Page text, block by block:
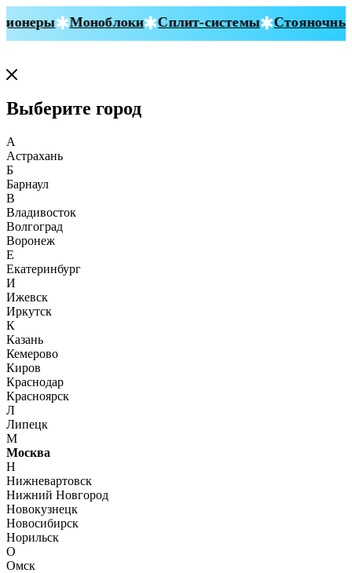
Моноблоки Сплит-системы Стояночные
Выберите город
А
Астрахань
Б
Барнаул
В
Владивосток
Волгоград
Воронеж
Е
Екатеринбург
И
Ижевск
Иркутск
К
Казань
Кемерово
Киров
Краснодар
Красноярск
Л
Липецк
М
Москва
Н
Нижневартовск
Нижний Новгород
Новокузнецк
Новосибирск
Норильск
О
Омск